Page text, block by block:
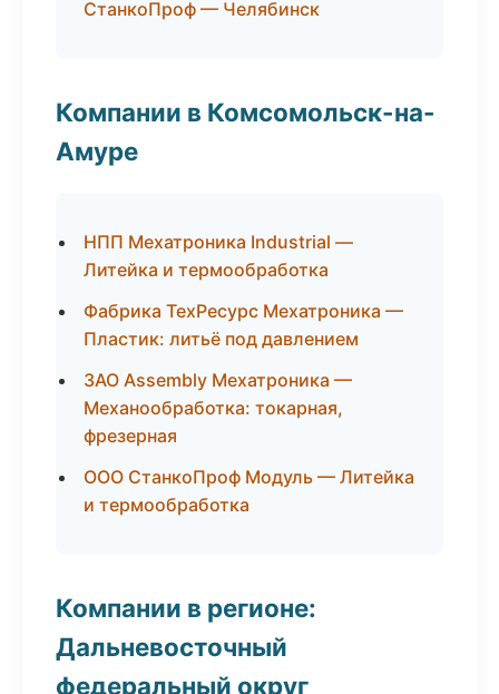
СтанкоПроф — Челябинск
Компании в Комсомольск-на-
Амуре
НПП Мехатроника Industrial —
Литейка и термообработка
Фабрика ТехРесурс Мехатроника —
Пластик: литьё под давлением
ЗАО Assembly Мехатроника —
Механообработка: токарная,
фрезерная
ООО СтанкоПроф Модуль — Литейка
и термообработка
Компании в регионе:
Дальневосточный
федеральный округ